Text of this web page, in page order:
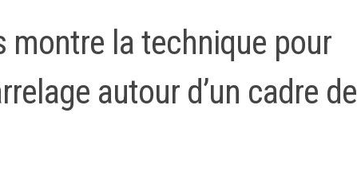
montre la technique pour
autour d’un cadre de